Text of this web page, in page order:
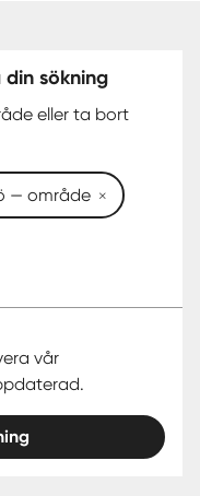
sökning
eller ta bort
— område
vår